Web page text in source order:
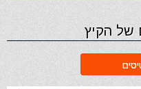
של הקיץ